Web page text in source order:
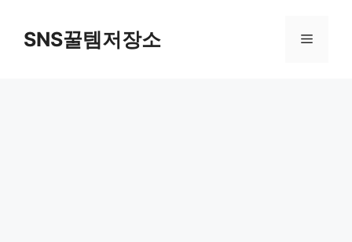
SNS꿀템저장소 메